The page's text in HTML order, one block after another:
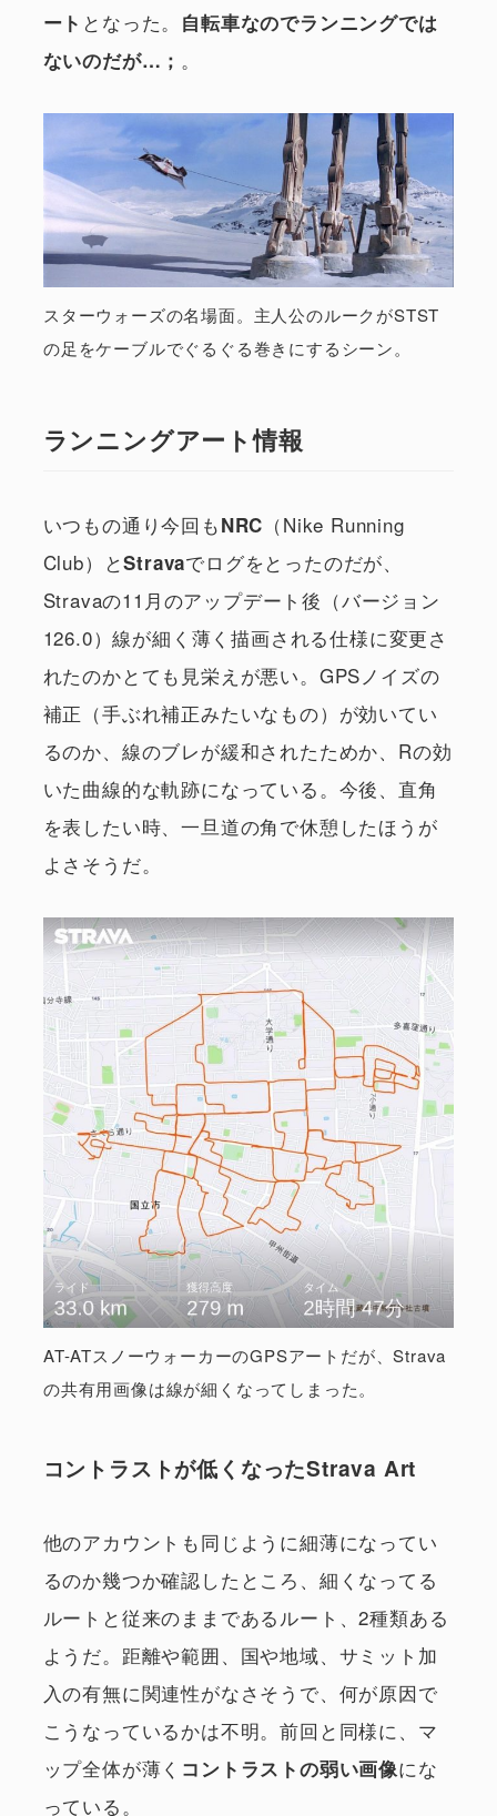
ート となった。 自転車なのでランニングでは
ないのだが…； 。
スターウォーズの名場面。主人公のルークがSTST
の足をケーブルでぐるぐる巻きにするシーン。
ランニングアート情報
いつもの通り今回もNRC （Nike Running
Club）とStravaでログをとったのだが、
Stravaの11月のアップデート後（バージョン
126.0）線が細く薄く描画される仕様に変更さ
れたのかとても見栄えが悪い。GPSノイズの
補正（手ぶれ補正みたいなもの）が効いてい
るのか、線のブレが緩和されたためか、Rの効
いた曲線的な軌跡になっている。今後、直角
を表したい時、一旦道の角で休憩したほうが
よさそうだ。
AT-ATスノーウォーカーのGPSアートだが、Strava
の共有用画像は線が細くなってしまった。
コントラストが低くなったStrava Art
他のアカウントも同じように細薄になってい
るのか幾つか確認したところ、細くなってる
ルートと従来のままであるルート、2種類ある
ようだ。距離や範囲、国や地域、サミット加
入の有無に関連性がなさそうで、何が原因で
こうなっているかは不明。前回と同様に、マ
ップ全体が薄く コントラストの弱い画像にな
っている。